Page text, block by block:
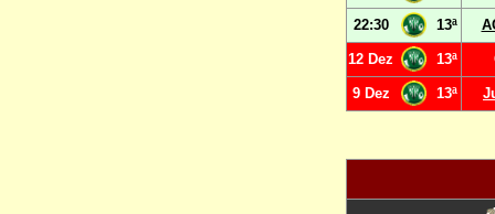
22:30 13ª
12 Dez 13ª
9 Dez 13ª